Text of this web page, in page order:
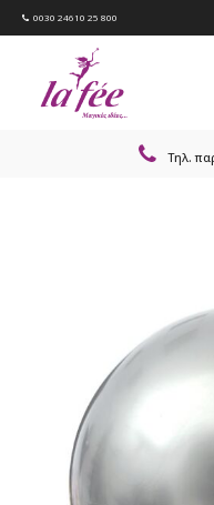
0030 24610 25 800
Τηλ.